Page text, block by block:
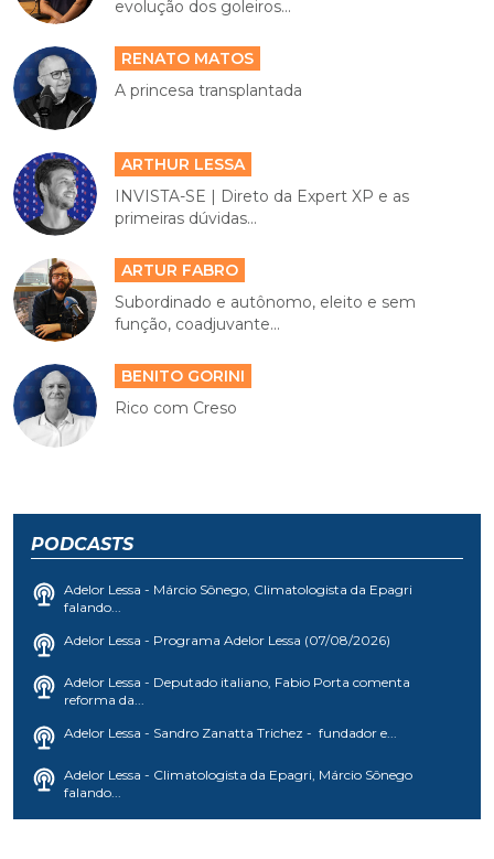
evolução dos goleiros...
RENATO MATOS
A princesa transplantada
ARTHUR LESSA
INVISTA-SE | Direto da Expert XP e as
primeiras dúvidas...
ARTUR FABRO
Subordinado e autônomo, eleito e sem
função, coadjuvante...
BENITO GORINI
Rico com Creso
PODCASTS
Adelor Lessa - Márcio Sônego, Climatologista da Epagri
falando...
Adelor Lessa - Programa Adelor Lessa (07/08/2026)
Adelor Lessa - Deputado italiano, Fabio Porta comenta
reforma da...
Adelor Lessa - Sandro Zanatta Trichez - fundador e...
Adelor Lessa - Climatologista da Epagri, Márcio Sônego
falando...